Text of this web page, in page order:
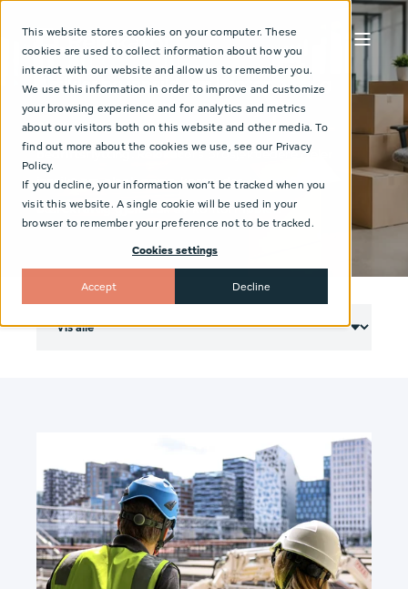
This website stores cookies on your computer. These
cookies are used to collect information about how you
interact with our website and allow us to remember you.
We use this information in order to improve and customize
your browsing experience and for analytics and metrics
about our visitors both on this website and other media. To
find out more about the cookies we use, see our Privacy
Policy.
If you decline, your information won’t be tracked when you
visit this website. A single cookie will be used in your
browser to remember your preference not to be tracked.
Cookies settings
Accept Decline
Artikler og innsikt om kontorflytting
Alt du trenger å vite om kontorflytting og
bedriftsflytting. Relokators prosjektledere deler
innsikt om planlegging, kostnader, logistikk og
bærekraftig gjenbruk av kontormøbler.